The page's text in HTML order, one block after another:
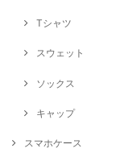
Tシャツ
スウェット
ソックス
キャップ
スマホケース